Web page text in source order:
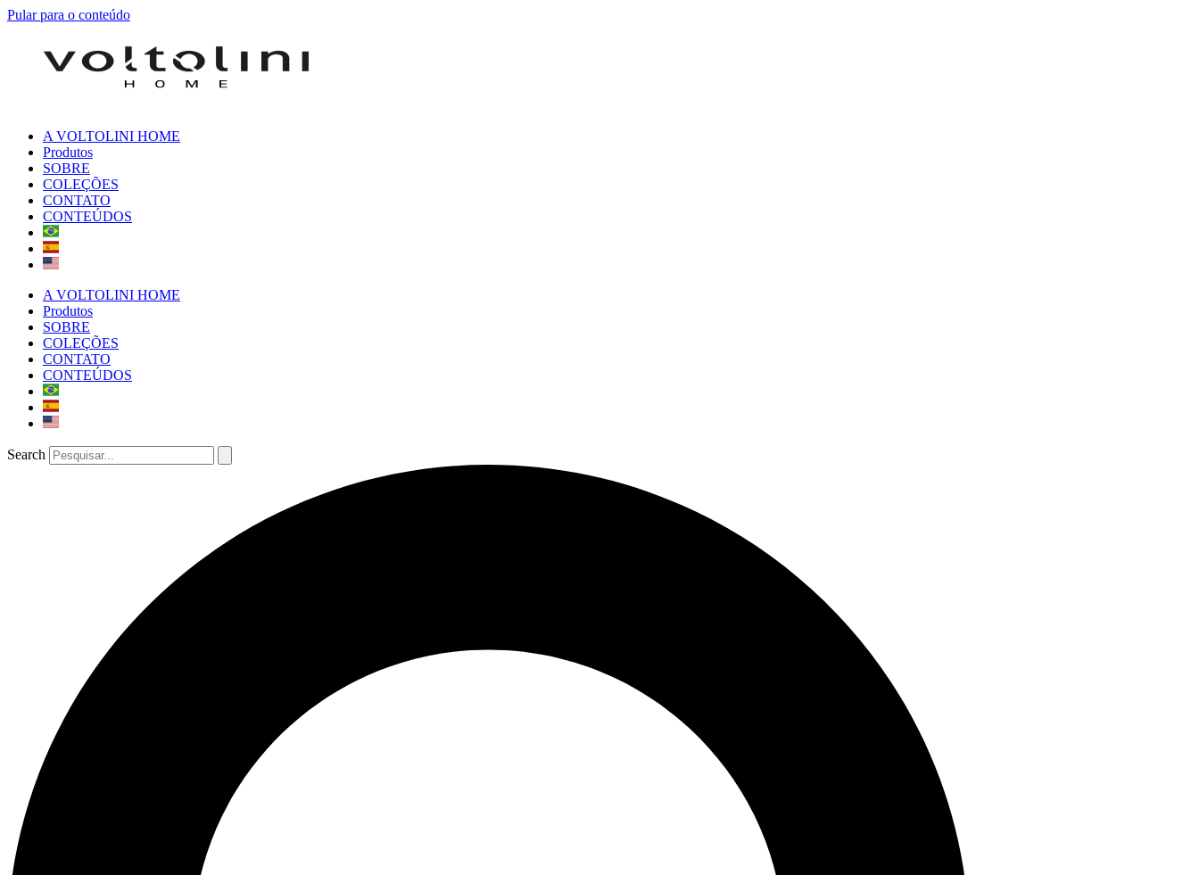
Pular para o conteúdo
A VOLTOLINI HOME
Produtos
SOBRE
COLEÇÕES
CONTATO
CONTEÚDOS
A VOLTOLINI HOME
Produtos
SOBRE
COLEÇÕES
CONTATO
CONTEÚDOS
Search